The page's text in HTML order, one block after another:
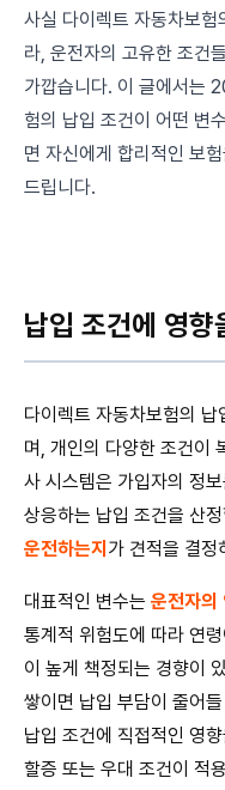
사실 다이렉트 자동차보험
라, 운전자의 고유한 조건
가깝습니다. 이 글에서는
험의 납입 조건이 어떤 변
면 자신에게 합리적인 보
드립니다.
납입 조건에 영
다이렉트 자동차보험의
며, 개인의 다양한 조건이
사 시스템은 가입자의 정
상응하는 납입 조건을 산
운전하는지 가 견적을 결정
대표적인 변수는 운전자의
통계적 위험도에 따라 연
이 높게 책정되는 경향이
쌓이면 납입 부담이 줄어
납입 조건에 직접적인 영
할증 또는 우대 조건이 적